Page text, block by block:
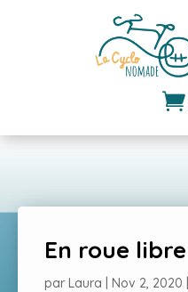

En roue libre
par Laura Nov 2, 2020